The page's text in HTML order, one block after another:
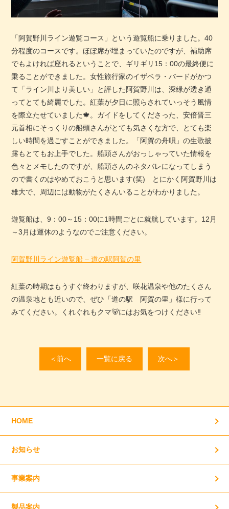
「阿賀野川ライン遊覧コース」という遊覧船に乗りました。40
分程度のコースです。ほぼ席が埋まっていたのですが、補助席
でもよければ座れるということで、ギリギリ15：00の最終便に
乗ることができました。女性旅行家のイザベラ・バードがかつ
て「ライン川より美しい」と評した阿賀野川は、深緑が透き通
ってとても綺麗でした。紅葉が夕日に照らされていっそう風情
を際立たせていました🍁。ガイドをしてくださった、安倍晋三
元首相にそっくりの船頭さんがとても気さくな方で、とても楽
しい時間を過ごすことができました。「阿賀の舟唄」の生歌披
露もとてもお上手でした。船頭さんがおっしゃっていた情報を
色々とメモしたのですが、船頭さんのネタバレになってしまう
ので書くのはやめておこうと思います(笑) とにかく阿賀野川は
雄大で、周辺には動物がたくさんいることがわかりました。
遊覧船は、9：00～15：00に1時間ごとに就航しています。12月
～3月は運休のようなのでご注意ください。
阿賀野川ライン遊覧船 – 道の駅阿賀の里
紅葉の時期はもうすぐ終わりますが、咲花温泉や他のたくさん
の温泉地とも近いので、ぜひ「道の駅 阿賀の里」様に行って
みてください。くれぐれもクマ🐻にはお気をつけください‼
＜前へ 一覧に戻る 次へ＞
HOME
お知らせ
事業案内
製品案内